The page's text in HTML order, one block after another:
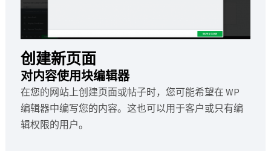
创建新页面
对内容使用块编辑器
在您的网站上创建页面或帖子时，您可能希望在 WP
编辑器中编写您的内容。这也可以用于客户或只有编
辑权限的用户。